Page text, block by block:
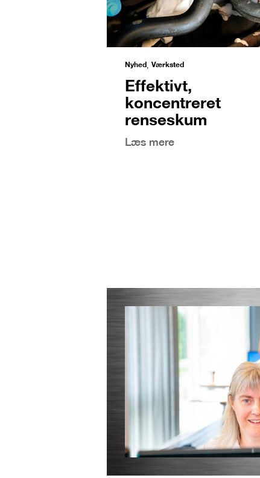
Nyhed, Værksted
Effektivt,
koncentreret
renseskum
Læs mere